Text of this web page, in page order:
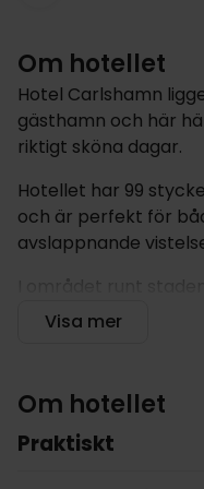
Om hotellet
Hotel Carlshamn
gästhamn och här
riktigt sköna dagar.
Hotellet har 99
och är perfekt för
avslappnande
cykla eller paddla i
som i skärgården. Ni
i Mörrums
rekommendera ett
Visa mer
Om hotellet
Praktiskt